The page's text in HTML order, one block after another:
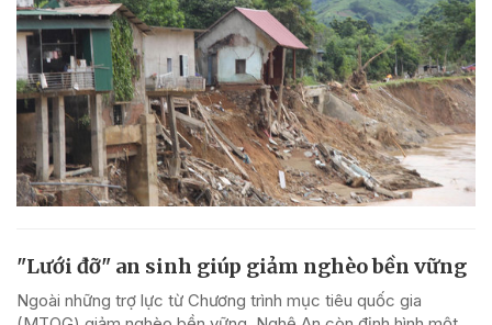
"Lưới đỡ" an sinh giúp giảm nghèo bền vững
Ngoài những trợ lực từ Chương trình mục tiêu quốc gia